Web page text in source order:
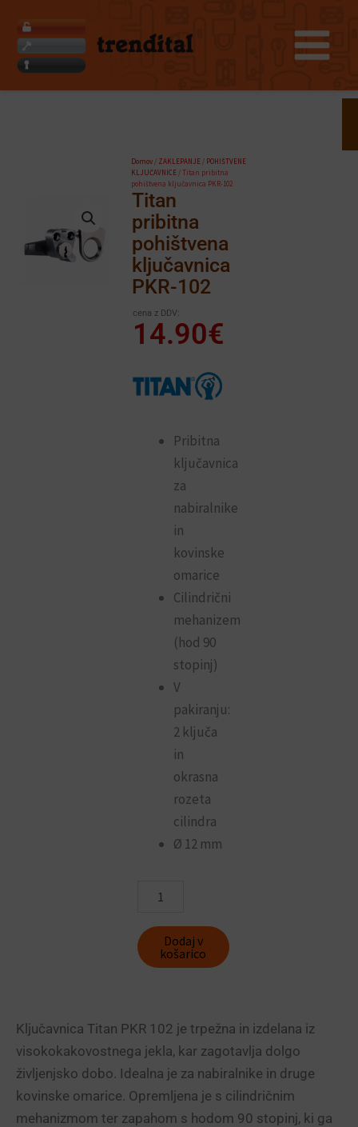
content
Titan
pribitna
pohištvena
ključavnica
PKR-102
Domov/ ZAKLEPANJE/ POHIŠTVENE
KLJUČAVNICE/ Titan pribitna
pohištvena ključavnica PKR-102
cena z DDV:
14.90€
Pribitna
ključavnica
za
nabiralnike
in
kovinske
omarice
Cilindrični
mehanizem
(hod 90
stopinj)
V
pakiranju:
2 ključa
in
okrasna
rozeta
cilindra
Ø 12 mm
pribitna
ključavnica
PKR-
102
Dodaj v
košarico
Ključavnica Titan PKR 102 je trpežna in izdelana iz
visokokakovostnega jekla, kar zagotavlja dolgo
življenjsko dobo. Idealna je za nabiralnike in druge
kovinske omarice. Opremljena je s cilindričnim
mehanizmom ter zapahom s hodom 90 stopinj, ki ga